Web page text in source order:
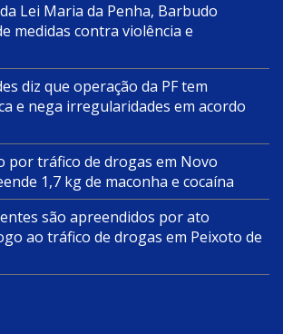
Lei Maria da Penha, Barbudo
medidas contra violência e
diz que operação da PF tem
e nega irregularidades em acordo
por tráfico de drogas em Novo
1,7 kg de maconha e cocaína
são apreendidos por ato
ao tráfico de drogas em Peixoto de